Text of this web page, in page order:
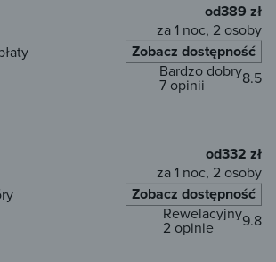
od389 zł
za 1 noc, 2 osoby
Zobacz dostępność
8.5
Bardzo dobry
7 opinii
od332 zł
za 1 noc, 2 osoby
Zobacz dostępność
9.8
Rewelacyjny
2 opinie